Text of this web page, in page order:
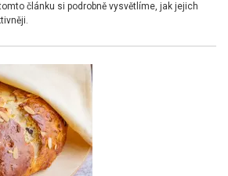
článku si podrobně vysvětlíme, jak jejich